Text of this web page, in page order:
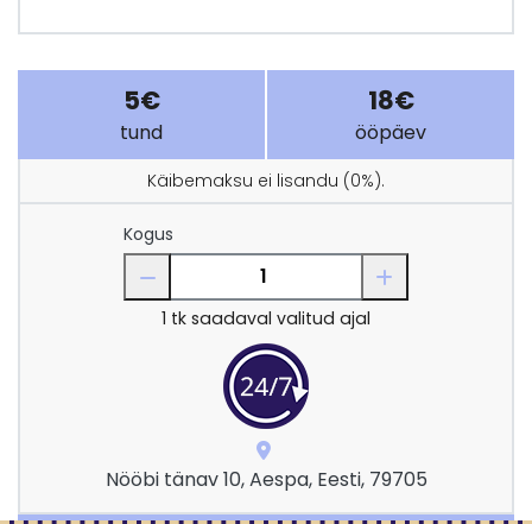
5€
tund
18€
ööpäev
Käibemaksu ei lisandu (0%).
Kogus
1 tk saadaval valitud ajal
Nööbi tänav 10, Aespa, Eesti, 79705